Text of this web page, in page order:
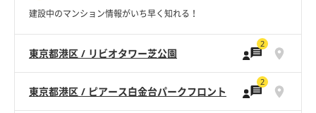
建設中のマンション情報がいち早く知れる！
東京都港区 / リビオタワー芝公園
2
東京都港区 / ピアース白金台パークフロント
2